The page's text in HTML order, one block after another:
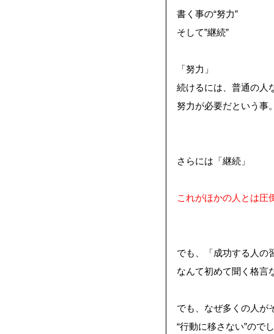
書く事の“努力”
そして”継続”
「努力」
続けるには、普通の人
努力が必要だという事
さらには 「継続」
これがほかの人とは圧
でも、「成功する人の
なんて初めて聞く格言
でも、なぜ多くの人が
“行動に移さない”ので